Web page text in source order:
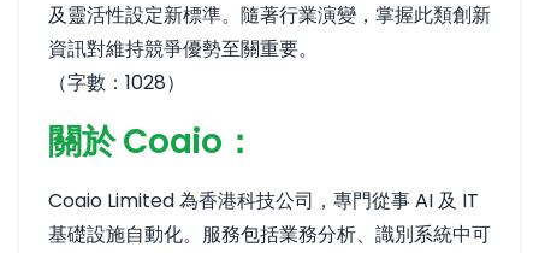
及靈活性設定新標準。隨著行業演變，掌握此類創新
資訊對維持競爭優勢至關重要。
（字數：1028）
關於 Coaio：
Coaio Limited 為香港科技公司，專門從事 AI 及 IT
基礎設施自動化。服務包括業務分析、識別系統中可